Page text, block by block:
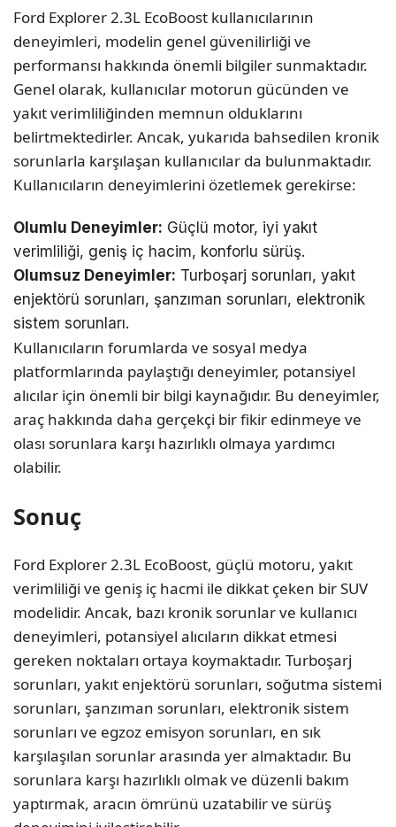
Ford Explorer 2.3L EcoBoost kullanıcılarının
deneyimleri, modelin genel güvenilirliği ve
performansı hakkında önemli bilgiler sunmaktadır.
Genel olarak, kullanıcılar motorun gücünden ve
yakıt verimliliğinden memnun olduklarını
belirtmektedirler. Ancak, yukarıda bahsedilen kronik
sorunlarla karşılaşan kullanıcılar da bulunmaktadır.
Kullanıcıların deneyimlerini özetlemek gerekirse:
Olumlu Deneyimler: Güçlü motor, iyi yakıt
verimliliği, geniş iç hacim, konforlu sürüş.
Olumsuz Deneyimler: Turboşarj sorunları, yakıt
enjektörü sorunları, şanzıman sorunları, elektronik
sistem sorunları.
Kullanıcıların forumlarda ve sosyal medya
platformlarında paylaştığı deneyimler, potansiyel
alıcılar için önemli bir bilgi kaynağıdır. Bu deneyimler,
araç hakkında daha gerçekçi bir fikir edinmeye ve
olası sorunlara karşı hazırlıklı olmaya yardımcı
olabilir.
Sonuç
Ford Explorer 2.3L EcoBoost, güçlü motoru, yakıt
verimliliği ve geniş iç hacmi ile dikkat çeken bir SUV
modelidir. Ancak, bazı kronik sorunlar ve kullanıcı
deneyimleri, potansiyel alıcıların dikkat etmesi
gereken noktaları ortaya koymaktadır. Turboşarj
sorunları, yakıt enjektörü sorunları, soğutma sistemi
sorunları, şanzıman sorunları, elektronik sistem
sorunları ve egzoz emisyon sorunları, en sık
karşılaşılan sorunlar arasında yer almaktadır. Bu
sorunlara karşı hazırlıklı olmak ve düzenli bakım
yaptırmak, aracın ömrünü uzatabilir ve sürüş